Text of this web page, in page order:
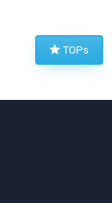
TOPs